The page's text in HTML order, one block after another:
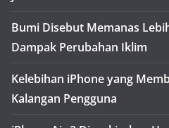
Bumi Disebut Memanas
Dampak Perubahan Iklim
Kelebihan iPhone yang
Kalangan Pengguna